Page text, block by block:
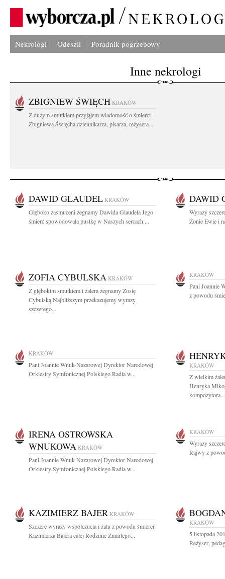
Nekrologi Odeszli Poradnik pogrzebowy
Inne nekrologi
ZBIGNIEW ŚWIĘCH KRAKÓW
Z dużym smutkiem przyjąłem wiadomość o śmierci
Zbigniewa Święcha dziennikarza, pisarza, reżysera...
DAWID GLAUDEL KRAKÓW
Głęboko zasmuceni żegnamy Dawida Glaudela Jego
śmierć spowodowała pustkę w Naszych sercach....
DAWID
Wyrazy
Żonie Ewie i
ZOFIA CYBULSKA KRAKÓW
Z głębokim smutkiem i żalem żegnamy Zosię
Cybulską Najbliższym przekazujemy wyrazy
szczerego...
KRAKÓW
Pani Joannie
z powodu
KRAKÓW
Pani Joannie Wnuk-Nazarowej Dyrektor Narodowej
Orkiestry Symfonicznej Polskiego Radia w...
KRAKÓW
Z wielkim
Henryka
kompozytora...
IRENA OSTROWSKA
WNUKOWA KRAKÓW
Pani Joannie Wnuk-Nazarowej Dyrektor Narodowej
Orkiestry Symfonicznej Polskiego Radia w...
KRAKÓW
Wyrazy
Rajwy z
KAZIMIERZ BAJER KRAKÓW
Szczere wyrazy współczucia i żalu z powodu śmierci
Kazimierza Bajera całej Rodzinie Zmarłego...
KRAKÓW
5 listopada
Reżyser,